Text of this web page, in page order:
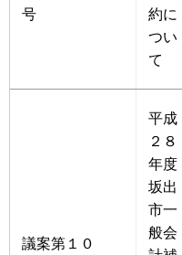
号
約に
つい
て
議案第１０
平成
２８
年度
坂出
市一
般会